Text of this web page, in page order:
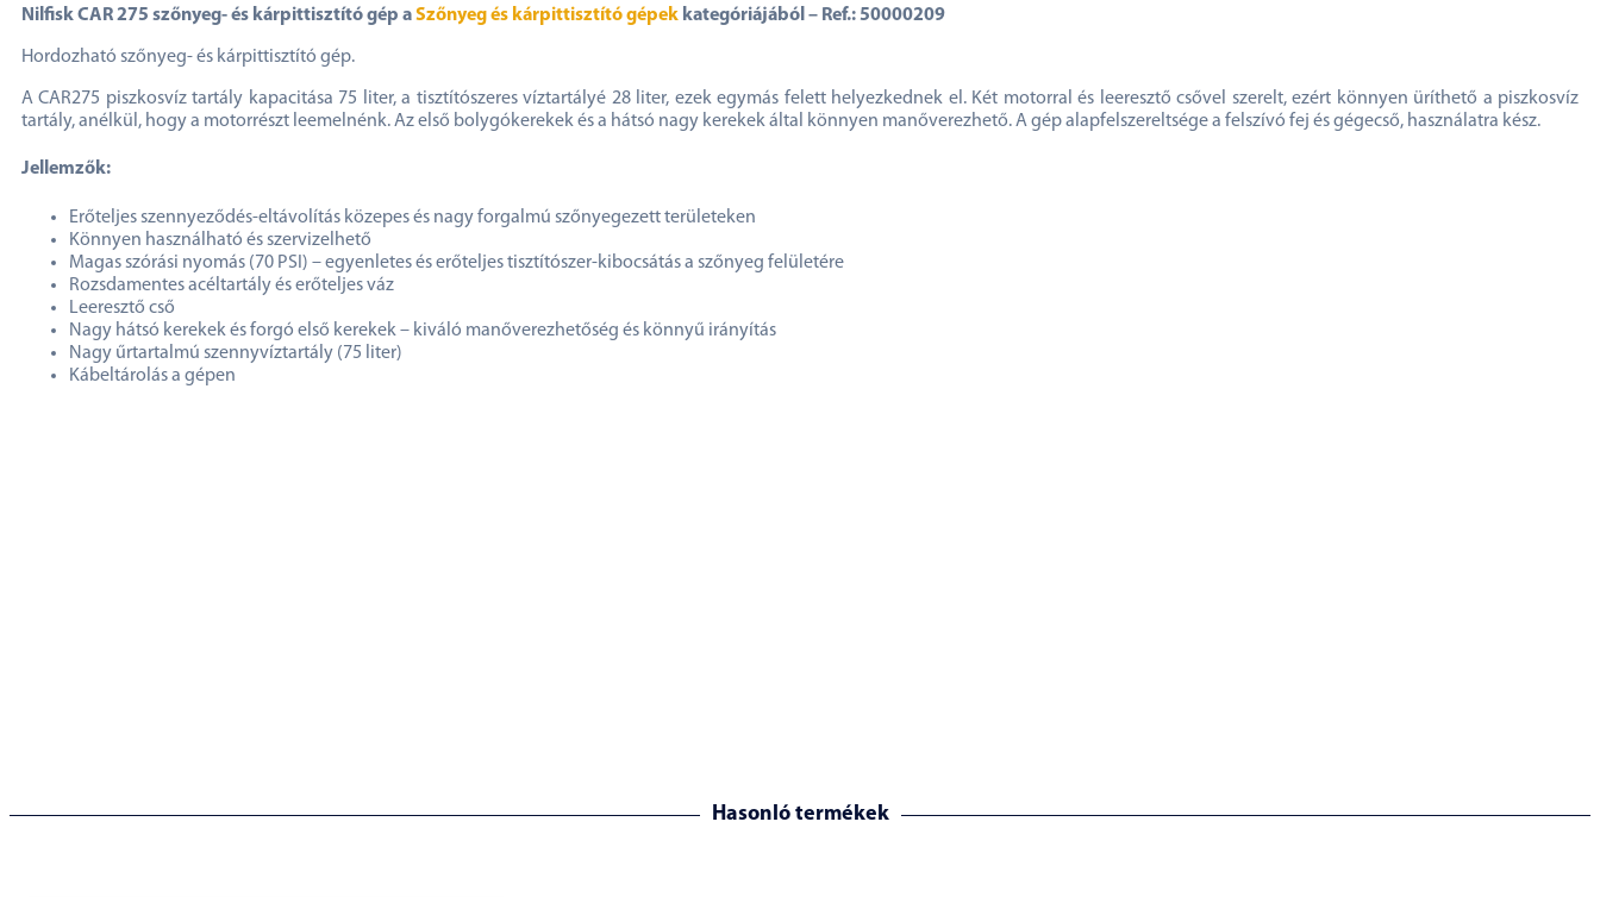
Nilfisk CAR 275 szőnyeg- és kárpittisztító gép aSzőnyeg és kárpittisztító gépek kategóriájából – Ref.: 50000209
Hordozható szőnyeg- és kárpittisztító gép.
A CAR275 piszkosvíz tartály kapacitása 75 liter, a tisztítószeres víztartályé 28 liter, ezek egymás felett helyezkednek el. Két motorral és leeresztő csővel szerelt, ezért könnyen üríthető a piszkosvíz
tartály, anélkül, hogy a motorrészt leemelnénk. Az első bolygókerekek és a hátsó nagy kerekek által könnyen manőverezhető. A gép alapfelszereltsége a felszívó fej és gégecső, használatra kész.
Jellemzők:
Erőteljes szennyeződés-eltávolítás közepes és nagy forgalmú szőnyegezett területeken
Könnyen használható és szervizelhető
Magas szórási nyomás (70 PSI) – egyenletes és erőteljes tisztítószer-kibocsátás a szőnyeg felületére
Rozsdamentes acéltartály és erőteljes váz
Leeresztő cső
Nagy hátsó kerekek és forgó első kerekek – kiváló manőverezhetőség és könnyű irányítás
Nagy űrtartalmú szennyvíztartály (75 liter)
Kábeltárolás a gépen
Hasonló termékek